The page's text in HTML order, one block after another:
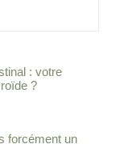
: votre
?
forcément un